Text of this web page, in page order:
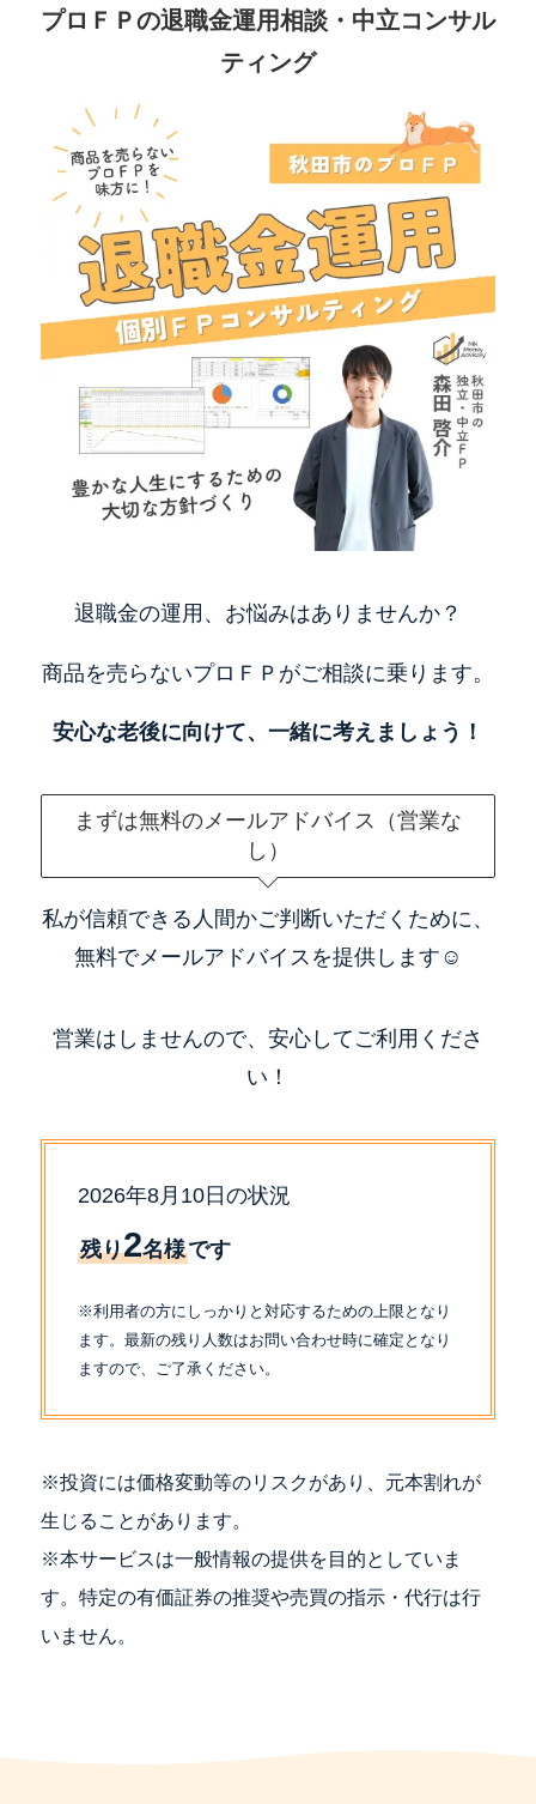
プロＦＰの退職金運用相談・中立コンサル
ティング
退職金の運用、お悩みはありませんか？
商品を売らないプロＦＰがご相談に乗ります。
安心な老後に向けて、一緒に考えましょう！
まずは無料のメールアドバイス（営業な
し）
私が信頼できる人間かご判断いただくために、
無料でメールアドバイスを提供します☺️
営業はしませんので、安心してご利用くださ
い！
2026年8月10日の状況
残り2名様です
※利用者の方にしっかりと対応するための上限となり
ます。最新の残り人数はお問い合わせ時に確定となり
ますので、ご了承ください。
※投資には価格変動等のリスクがあり、元本割れが
生じることがあります。
※本サービスは一般情報の提供を目的としていま
す。特定の有価証券の推奨や売買の指示・代行は行
いません。